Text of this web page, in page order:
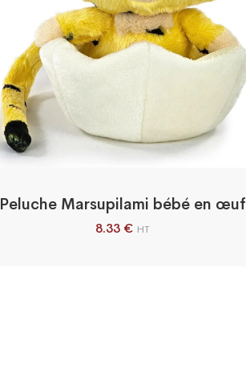
Peluche Marsupilami bébé en œuf
8.33 € HT